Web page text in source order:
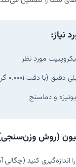
نیاز:
مورد نظر
(با دقت ۰.۰۰۰۱ گرم)
و دماسنج
(روش
کنید (چگالی